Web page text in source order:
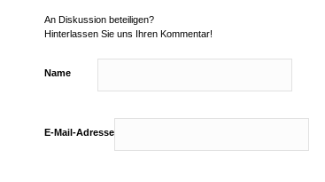
An Diskussion beteiligen?
Hinterlassen Sie uns Ihren Kommentar!
Name
E-Mail-Adresse